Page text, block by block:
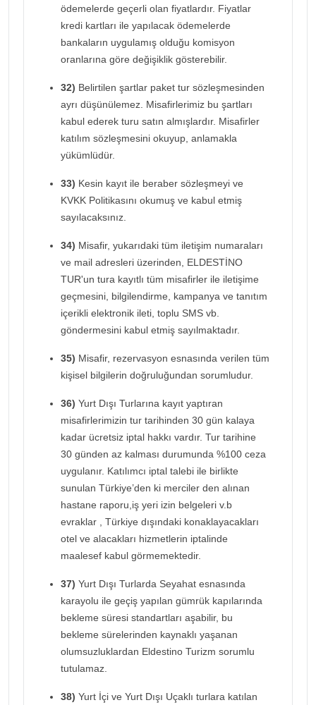
ödemelerde geçerli olan fiyatlardır. Fiyatlar
kredi kartları ile yapılacak ödemelerde
bankaların uygulamış olduğu komisyon
oranlarına göre değişiklik gösterebilir.
32) Belirtilen şartlar paket tur sözleşmesinden
ayrı düşünülemez. Misafirlerimiz bu şartları
kabul ederek turu satın almışlardır. Misafirler
katılım sözleşmesini okuyup, anlamakla
yükümlüdür.
33) Kesin kayıt ile beraber sözleşmeyi ve
KVKK Politikasını okumuş ve kabul etmiş
sayılacaksınız.
34) Misafir, yukarıdaki tüm iletişim numaraları
ve mail adresleri üzerinden, ELDESTİNO
TUR'un tura kayıtlı tüm misafirler ile iletişime
geçmesini, bilgilendirme, kampanya ve tanıtım
içerikli elektronik ileti, toplu SMS vb.
göndermesini kabul etmiş sayılmaktadır.
35) Misafir, rezervasyon esnasında verilen tüm
kişisel bilgilerin doğruluğundan sorumludur.
36) Yurt Dışı Turlarına kayıt yaptıran
misafirlerimizin tur tarihinden 30 gün kalaya
kadar ücretsiz iptal hakkı vardır. Tur tarihine
30 günden az kalması durumunda %100 ceza
uygulanır. Katılımcı iptal talebi ile birlikte
sunulan Türkiye’den ki merciler den alınan
hastane raporu,iş yeri izin belgeleri v.b
evraklar , Türkiye dışındaki konaklayacakları
otel ve alacakları hizmetlerin iptalinde
maalesef kabul görmemektedir.
37) Yurt Dışı Turlarda Seyahat esnasında
karayolu ile geçiş yapılan gümrük kapılarında
bekleme süresi standartları aşabilir, bu
bekleme sürelerinden kaynaklı yaşanan
olumsuzluklardan Eldestino Turizm sorumlu
tutulamaz.
38) Yurt İçi ve Yurt Dışı Uçaklı turlara katılan